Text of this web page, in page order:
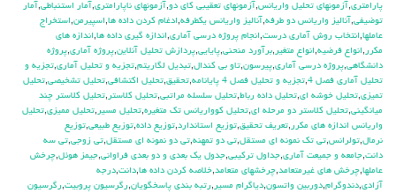
پارامتري,آزمونهاي تحليل واريانس,آزمونهاي تعقيبي كاي دو,آزمونهاي ناپارامتري,آمار استنباطي,آمار
توضيفي,آناليز واريانس دو طرفه,آناليز واريانس يکطرفه,ادغام كردن داده ها,اسپيرمن,استخراج
عاملها,انتخاب روش آماري درست,انجام پروژه درسي آماري,اندازه گيري داده ها,اندازه هاي
مكرر ,انواع فرضيه,انواع متغير ,برآورد منحني,پايايي,پردازش تحليل آنلاين,پروژه آماري,پروژه
دانشگاهي,پروژه درسي آماري,پيرسون,تاو بي کندال,تبديل لگاريتم,تجزيه و تحليل آماري,تجزيه و
تحليل آماري فصل 4
,تجزيه و تحليل فصل 4 پايانامه ,تحقيق,تحليل اكتشافي,تحليل تشخيصي,تحليل
تميزي,تحليل خوشه اي,تحليل داده رباط,تحليل سلسله مراتبي,تحليل كلاستر ,تحليل كلاستر چند
ميانگيني,تحليل كلاستر دو مرحله اي,تحليل كوواريانس تك متغيره,تحليل مسير ,تحليل مميزي,تحليل
واريانس اندازه هاي مكرر ,تعريف تحقيق,توزيع استاندارد,توزيع داده,توزيع طبيعي,توزيع
نرمال,تولرانس,تي تک نمونه اي مستقل,تي دو تمهنه,تي دو نمونه اي مستقل,تي زوجي,تي سه
دانت,جامعه و جميعت آماري,جداول تركيبي,جدول يك بعدي و دو بعدي فراواني,جيمز هوئل,چرخش
عاملها,چرخش هاي غيرمتعامد,چرخشهاي متعامد,خلاصه كردن داده ها,دانت,درجه
آزادي,دندوگرام,دوربين واتسون,دياگرام مسير ,رتبه بندي پاسخگويان,رگرسيون پروبيت,رگرسيون